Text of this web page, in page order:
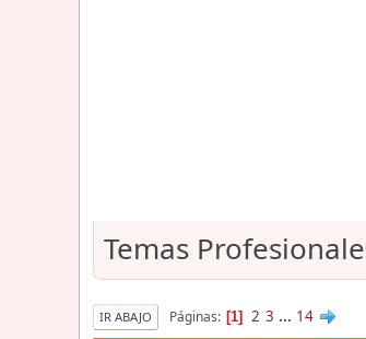
Temas
IR ABAJO Páginas 1 2 3 ... 14